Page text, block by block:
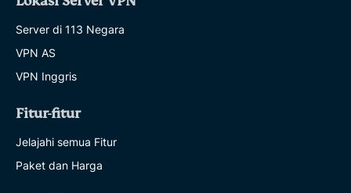
Server di 113 Negara
VPN AS
VPN Inggris
Fitur-fitur
Jelajahi semua Fitur
Paket dan Harga